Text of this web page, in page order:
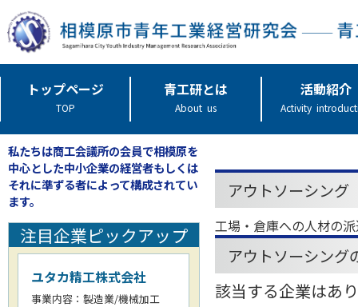
トップページ
TOP
青工研とは
About us
活動紹介
Activity
私たちは商工会議所の会員で相模原を
中心とした中小企業の経営者もしくは
それに準ずる者によって構成されてい
ます。
注目企業ピックアップ
ユタカ精工株式会社
事業内容：製造業/機械加工
アウトソーシング
工場・倉庫への人材の
アウトソーシング
該当する企業はあ